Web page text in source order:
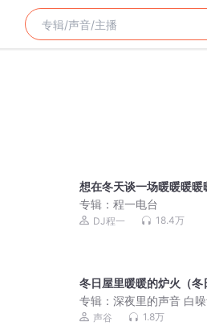
想在冬天谈一场暖暖暖暖
专辑：程一电台
DJ程一 18.4万
冬日屋里暖暖的炉火（冬
专辑：深夜里的声音 白
5分钟入睡
声谷 1.8万